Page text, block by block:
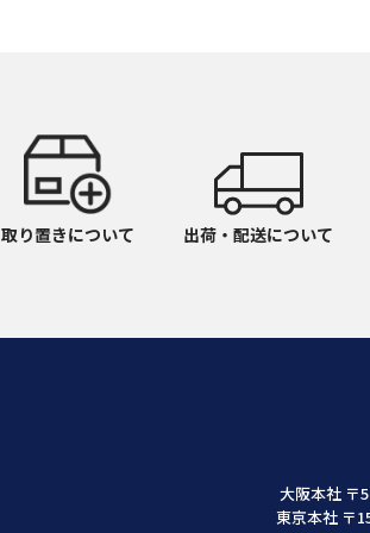
取り置きについて 出荷・配送について
大阪本社 〒
東京本社 〒